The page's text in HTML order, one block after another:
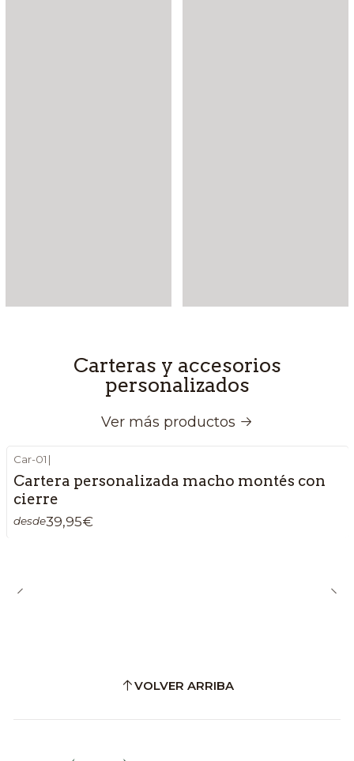
Carteras y accesorios
personalizados
Ver más productos
Car-01 |
Cartera personalizada macho montés con
cierre
desde39,95€
VOLVER ARRIBA